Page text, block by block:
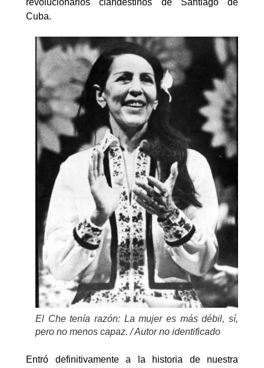
Cuba.
El Che tenía razón: La mujer es más débil, sí,
pero no menos capaz. / Autor no identificado
Entró definitivamente a la historia de nuestra